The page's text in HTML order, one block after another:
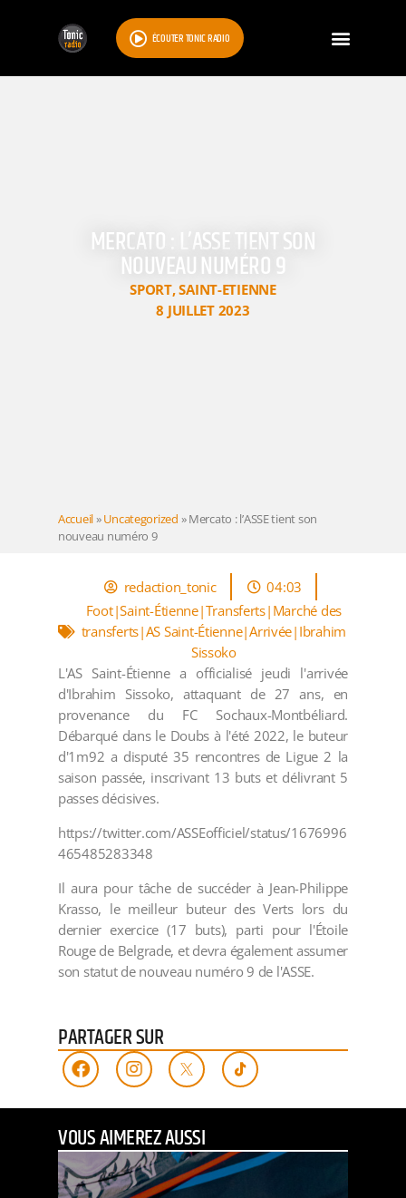
ÉCOUTER TONIC RADIO
MERCATO : L’ASSE TIENT SON
NOUVEAU NUMÉRO 9
SPORT,SAINT-ETIENNE
8 JUILLET 2023
Accueil»Uncategorized »Mercato : l’ASSE tient son
nouveau numéro 9
redaction_tonic
04:03
Foot|Saint-Étienne|Transferts|Marché des
transferts|AS Saint-Étienne|Arrivée|Ibrahim
Sissoko
L'AS Saint-Étienne a officialisé jeudi l'arrivée
d'Ibrahim Sissoko, attaquant de 27 ans, en
provenance du FC Sochaux-Montbéliard.
Débarqué dans le Doubs à l'été 2022, le buteur
d'1m92 a disputé 35 rencontres de Ligue 2 la
saison passée, inscrivant 13 buts et délivrant 5
passes décisives.
https://twitter.com/ASSEofficiel/status/1676996
465485283348
Il aura pour tâche de succéder à Jean-Philippe
Krasso, le meilleur buteur des Verts lors du
dernier exercice (17 buts), parti pour l'Étoile
Rouge de Belgrade, et devra également assumer
son statut de nouveau numéro 9 de l'ASSE.
PARTAGER SUR
VOUS AIMEREZ AUSSI